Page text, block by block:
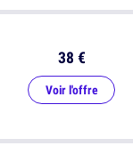
38 €
Voir l'offre